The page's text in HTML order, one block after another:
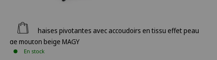
Ajouter au panier
Lot de 2 chaises pivotantes avec accoudoirs en tissu effet peau
de mouton beige MAGY
En stock